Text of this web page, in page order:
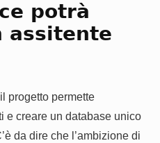
potrà
assitente
progetto permette
e creare un database unico
da dire che l’ambizione di